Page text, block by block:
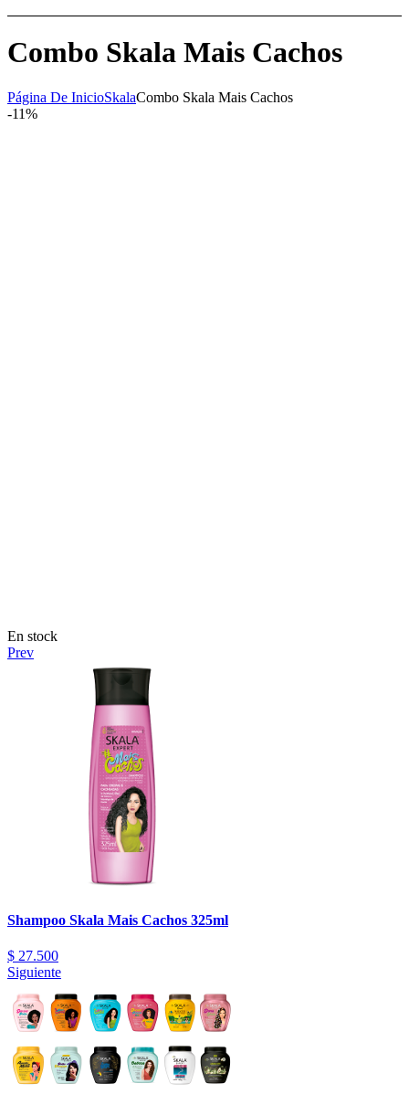
Combo Skala Mais Cachos
Página De InicioSkalaCombo Skala Mais Cachos
-11%
En stock
Prev
Shampoo Skala Mais Cachos 325ml
$ 27.500
Siguiente